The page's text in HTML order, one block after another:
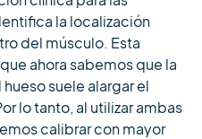
la localización
del músculo. Esta
ahora sabemos que la
suele alargar el
lo tanto, al utilizar ambas
calibrar con mayor